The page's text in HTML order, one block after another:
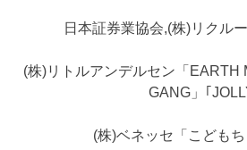
日本証券業協会,(株)リクル
(株)リトルアンデルセン「EARTH
GANG」｢
(株)ベネッセ「こどもち